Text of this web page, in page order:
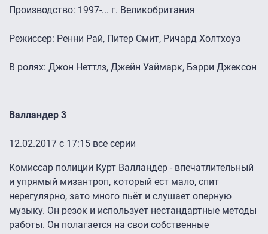
Производство: 1997-... г. Великобритания
Режиссер: Ренни Рай, Питер Смит, Ричард Холтхоуз
В ролях: Джон Неттлз, Джейн Уаймарк, Бэрри Джексон
Валландер 3
12.02.2017 с 17:15 все серии
Комиссар полиции Курт Валландер - впечатлительный
и упрямый мизантроп, который ест мало, спит
нерегулярно, зато много пьёт и слушает оперную
музыку. Он резок и использует нестандартные методы
работы. Он полагается на свои собственные